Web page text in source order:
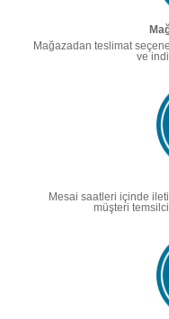
Mağazadan teslimat
ve
Mesai saatleri içinde
müşteri